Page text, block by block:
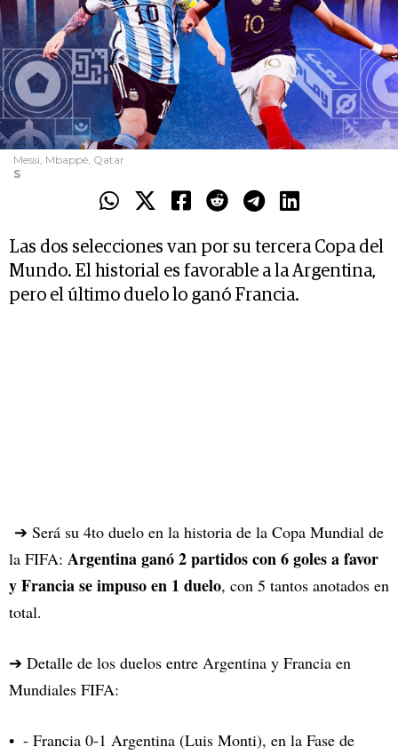
Messi, Mbappé, Qatar
S
Las dos selecciones van por su tercera Copa del
Mundo. El historial es favorable a la Argentina,
pero el último duelo lo ganó Francia.
➔ Será su 4to duelo en la historia de la Copa Mundial de
la FIFA: Argentina ganó 2 partidos con 6 goles a favor
y Francia se impuso en 1 duelo, con 5 tantos anotados en
total.
➔ Detalle de los duelos entre Argentina y Francia en
Mundiales FIFA:
- Francia 0-1 Argentina (Luis Monti), en la Fase de